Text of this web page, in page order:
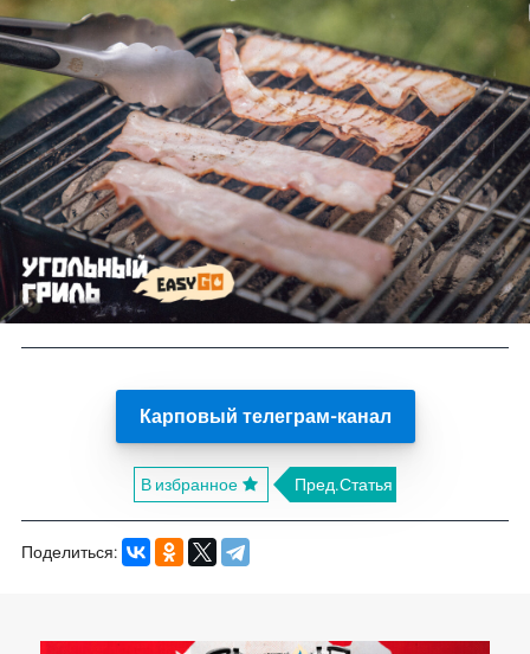
Карповый телеграм-канал
В избранное Пред.Статья
Поделиться: